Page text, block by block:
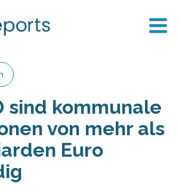
sind kommunale
von mehr als
Euro